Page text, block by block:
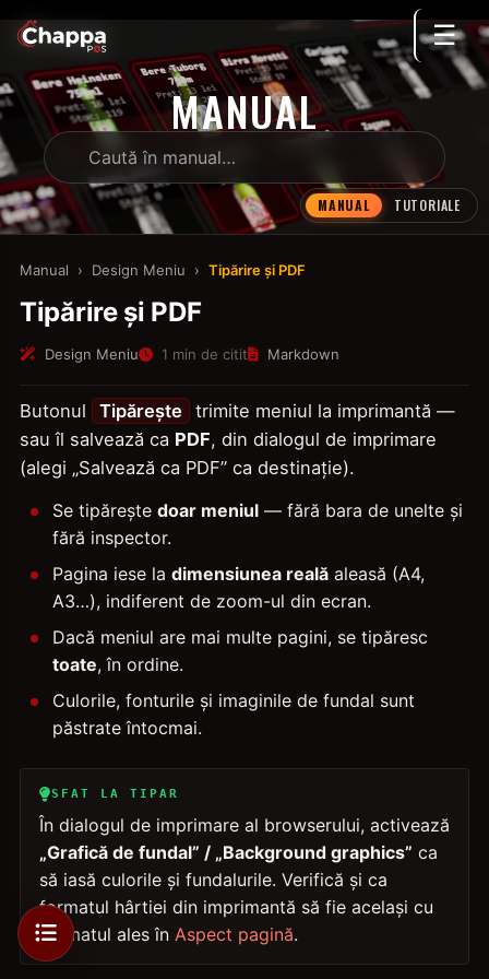
☰
MANUAL
MANUAL TUTORIALE
Manual › Design Meniu › Tipărire și PDF
Tipărire și PDF
Design Meniu 1 min de citit Markdown
Butonul Tipărește
trimite meniul la imprimantă —
sau îl salvează ca PDF, din dialogul de imprimare
(alegi „Salvează ca PDF” ca destinație).
Se tipărește doar meniul — fără bara de unelte și
fără inspector.
Pagina iese la dimensiunea reală aleasă (A4,
A3…), indiferent de zoom-ul din ecran.
Dacă meniul are mai multe pagini, se tipăresc
toate, în ordine.
Culorile, fonturile și imaginile de fundal sunt
păstrate întocmai.
SFAT LA TIPAR
În dialogul de imprimare al browserului, activează
„Grafică de fundal” / „Background graphics” ca
să iasă culorile și fundalurile. Verifică și ca
formatul hârtiei din imprimantă să fie același cu
Formatul ales în Aspect pagină.